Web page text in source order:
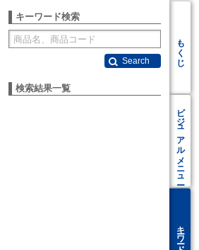
もくじ
ビジュアル
メニュー
キーワード
キーワード検索
Search
検索結果一覧